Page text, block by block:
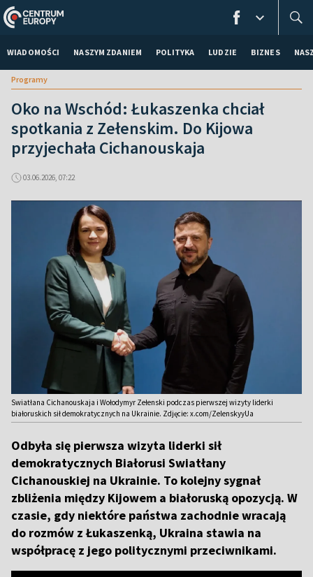
WIADOMOŚCI NASZYM ZDANIEM POLITYKA LUDZIE BIZNES
Programy
Oko na Wschód: Łukaszenka chciał
spotkania z Zełenskim. Do Kijowa
przyjechała Cichanouskaja
03.06.2026, 07:22
Swiatłana Cichanouskaja i Wołodymyr Zełenski podczas pierwszej wizyty liderki
białoruskich sił demokratycznych na Ukrainie. Zdjęcie: x.com/ZelenskyyUa
Odbyła się pierwsza wizyta liderki sił
demokratycznych Białorusi Swiatłany
Cichanouskiej na Ukrainie. To kolejny sygnał
zbliżenia między Kijowem a białoruską opozycją. W
czasie, gdy niektóre państwa zachodnie wracają
do rozmów z Łukaszenką, Ukraina stawia na
współpracę z jego politycznymi przeciwnikami.